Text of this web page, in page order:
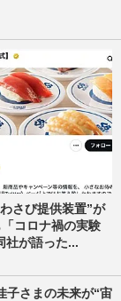
さび提供装置”が
コロナ禍の実験
社が語った...
子さまの未来が“宙